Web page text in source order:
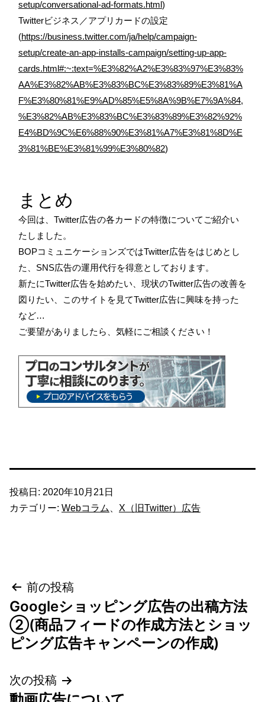
setup/conversational-ad-formats.html)
Twitterビジネス／アプリカードの設定
(https://business.twitter.com/ja/help/campaign-
setup/create-an-app-installs-campaign/setting-up-app-
cards.html#:~:text=%E3%82%A2%E3%83%97%E3%83%
AA%E3%82%AB%E3%83%BC%E3%83%89%E3%81%A
F%E3%80%81%E9%AD%85%E5%8A%9B%E7%9A%84,
%E3%82%AB%E3%83%BC%E3%83%89%E3%82%92%
E4%BD%9C%E6%88%90%E3%81%A7%E3%81%8D%E
3%81%BE%E3%81%99%E3%80%82)
まとめ
今回は、Twitter広告の各カードの特徴についてご紹介い
たしました。
BOPコミュニケーションズではTwitter広告をはじめとし
た、SNS広告の運用代行を得意としております。
新たにTwitter広告を始めたい、現状のTwitter広告の改善を
図りたい、このサイトを見てTwitter広告に興味を持った
など…
ご要望がありましたら、気軽にご相談ください！
投稿日: 2020年10月21日
カテゴリー: Webコラム X（旧Twitter）広告
投
稿
ナ
ビ
前の投稿
Googleショッピング広告の出稿方法
②(商品フィードの作成方法とショッ
ピング広告キャンペーンの作成)
次の投稿